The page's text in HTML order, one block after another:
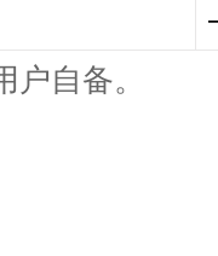
自备。